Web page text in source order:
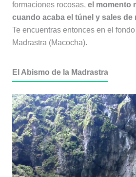
formaciones rocosas, el momento
cuando acaba el túnel y sales de
Te encuentras entonces en el
Madrastra (Macocha).
El Abismo de la Madrastra